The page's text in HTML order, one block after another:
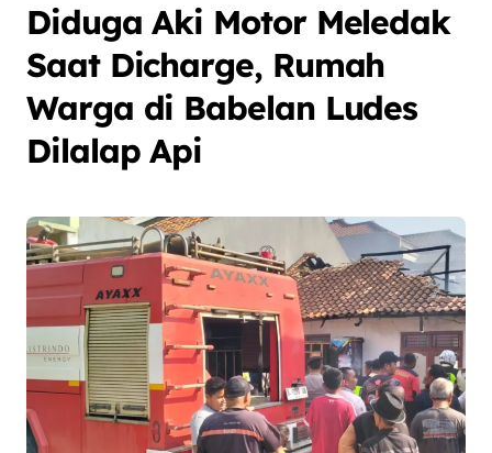
Diduga Aki Motor Meledak
Saat Dicharge, Rumah
Warga di Babelan Ludes
Dilalap Api